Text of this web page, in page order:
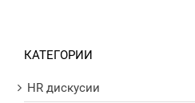
КАТЕГОРИИ
HR дискусии